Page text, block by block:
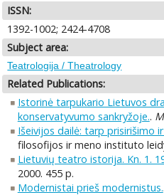
ISSN:
1392-1002; 2424-4708
Subject area:
Teatrologija / Theatrology
Related Publications:
Istorinė tarpukario Lietuvos
konservatyvumo sankryžoje..
Išeivijos dailė: tarp prisirišimo
filosofijos ir meno instituto
Lietuvių teatro istorija. Kn. 1.
2000. 455 p.
Modernistai prieš modernistus.